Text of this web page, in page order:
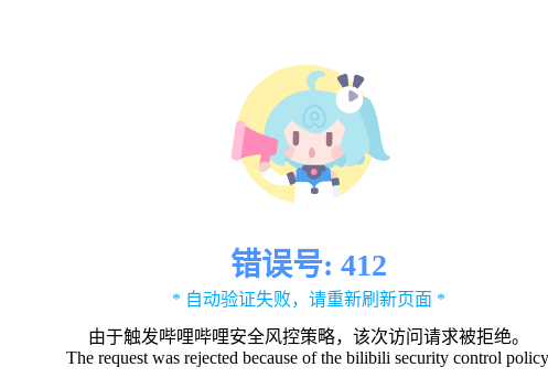
错误号: 412
* 自动验证失败，请重新刷新页面 *
由于触发哔哩哔哩安全风控策略，该次访问请求被拒绝。
The request was rejected because of the bilibili security control